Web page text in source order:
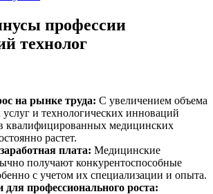
профессии
технолог
на рынке труда: С увеличением объема
и технологических инноваций
квалифицированных медицинских
растет.
плата: Медицинские
получают конкурентоспособные
с учетом их специализации и опыта.
для профессионального роста: